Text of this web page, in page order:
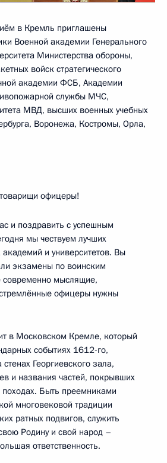
в Кремль приглашены
Военной академии Генерального
Министерства обороны,
войск стратегического
академии ФСБ, Академии
службы МЧС,
МВД, высших военных учебных
Воронежа, Костромы, Орла,
офицеры!
и поздравить с успешным
мы чествуем лучших
и университетов. Вы
экзамены по воинским
современно мыслящие,
офицеры нужны
в Московском Кремле, который
событиях 1612-го,
Георгиевского зала,
и названия частей, покрывших
Быть преемниками
многовековой традиции
ратных подвигов, служить
Родину и свой народ –
ответственность.